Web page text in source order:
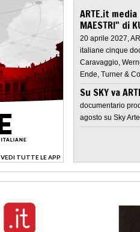
VEDI TUTTE LE APP
>
ARTE.it
MAESTRI" di
20 aprile 2027,
italiane cinque
Caravaggio,
Ende, Turner &
Su SKY va
documentario
agosto su Sky Arte